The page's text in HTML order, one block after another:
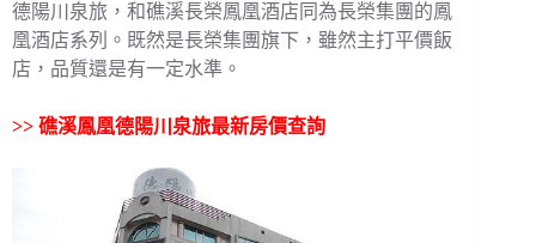
德陽川泉旅，和礁溪長榮鳳凰酒店同為長榮集團的鳳
凰酒店系列。既然是長榮集團旗下，雖然主打平價飯
店，品質還是有一定水準。
>> 礁溪鳳凰德陽川泉旅最新房價查詢